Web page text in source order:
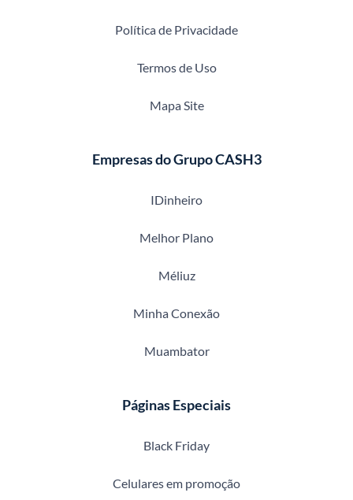
Política de Privacidade
Termos de Uso
Mapa Site
Empresas do Grupo CASH3
IDinheiro
Melhor Plano
Méliuz
Minha Conexão
Muambator
Páginas Especiais
Black Friday
Celulares em promoção